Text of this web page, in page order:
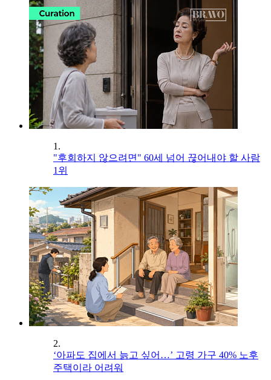
1.
"후회하지 않으려면" 60세 넘어 끊어내야 할 사람
1위
2.
‘아파도 집에서 늙고 싶어…’ 고령 가구 40% 노후
주택이라 어려워